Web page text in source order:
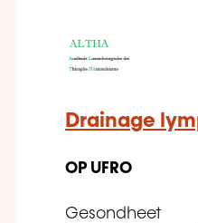
Drainage
OP UFRO
Gesondheet